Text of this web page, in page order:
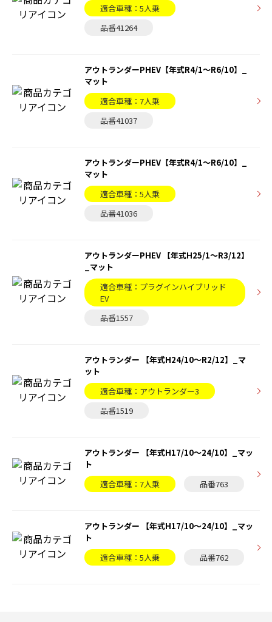
適合車種：5人乗
品番41264
アウトランダーPHEV【年式R4/1〜R6/10】_
マット
適合車種：7人乗
品番41037
アウトランダーPHEV【年式R4/1〜R6/10】_
マット
適合車種：5人乗
品番41036
アウトランダーPHEV 【年式H25/1～R3/12】
_マット
適合車種：プラグインハイブリッド
EV
品番1557
アウトランダー 【年式H24/10〜R2/12】_マ
ット
適合車種：アウトランダー3
品番1519
アウトランダー 【年式H17/10〜24/10】_マッ
ト
適合車種：7人乗
品番763
アウトランダー 【年式H17/10〜24/10】_マッ
ト
適合車種：5人乗
品番762